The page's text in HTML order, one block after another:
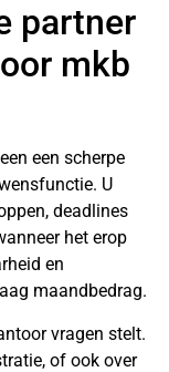
partner
mkb
een scherpe
U
deadlines
het erop
en
maandbedrag.
vragen stelt.
of ook over